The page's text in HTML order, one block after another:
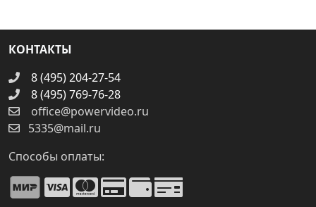
КОНТАКТЫ
8 (495) 204-27-54
8 (495) 769-76-28
office@powervideo.ru
5335@mail.ru
Способы оплаты: